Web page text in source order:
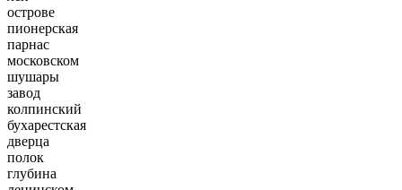
острове
пионерская
парнас
московском
шушары
завод
колпинский
бухарестская
дверца
полок
глубина